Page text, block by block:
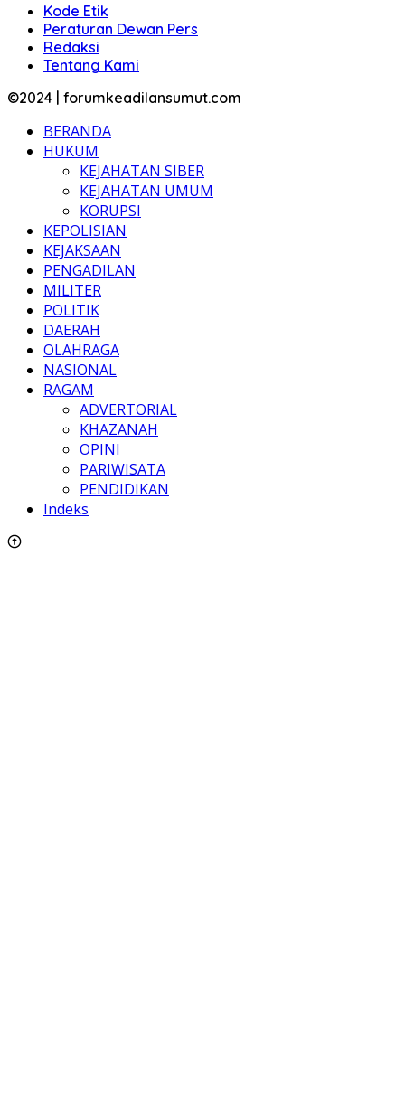
Kode Etik
Peraturan Dewan Pers
Redaksi
Tentang Kami
©2024 | forumkeadilansumut.com
BERANDA
HUKUM
KEJAHATAN SIBER
KEJAHATAN UMUM
KORUPSI
KEPOLISIAN
KEJAKSAAN
PENGADILAN
MILITER
POLITIK
DAERAH
OLAHRAGA
NASIONAL
RAGAM
ADVERTORIAL
KHAZANAH
OPINI
PARIWISATA
PENDIDIKAN
Indeks